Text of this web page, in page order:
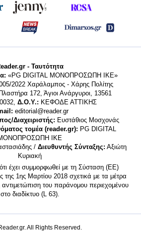
- Ταυτότητα
«PG DIGITAL MONΟΠΡΟΣΩΠΗ ΙΚΕ»
2022 Χαράλαμπος - Χάρης Πολίτης
172, Άγιοι Ανάργυροι, 13561
Δ.Ο.Υ.: ΚΕΦΟΔΕ ΑΤΤΙΚΗΣ
editorial@reader.gr
Διαχειριστής: Ευστάθιος Μοσχονάς
τομέα (reader.gr): PG DIGITAL
ΙΚΕ
/ Διευθυντής Σύνταξης: Αξιώτη
Κυριακή
έχει συμμορφωθεί με τη Σύσταση (ΕΕ)
της 1ης Μαρτίου 2018 σχετικά με τα μέτρα
αντιμετώπιση του παράνομου περιεχομένου
στο διαδίκτυο (L 63).
All Rights Reserved.